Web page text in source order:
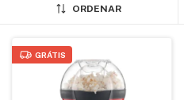
ORDENAR
GRÁTIS